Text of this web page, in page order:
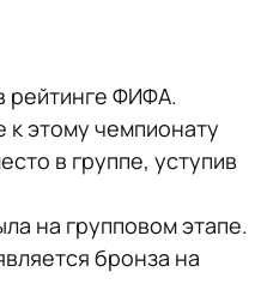
рейтинге ФИФА.
этому чемпионату
в группе, уступив
на групповом этапе.
бронза на